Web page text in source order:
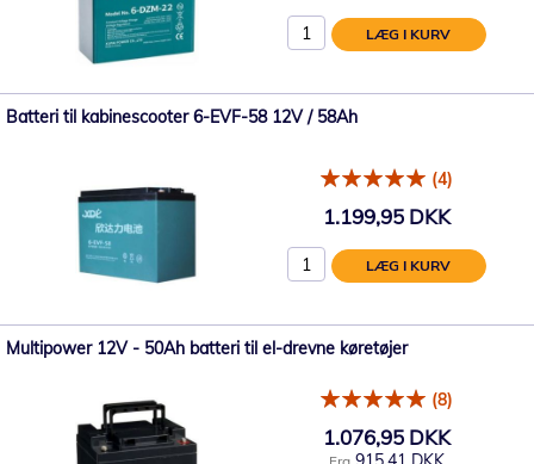
LÆG I KURV
Batteri til kabinescooter 6-EVF-58 12V / 58Ah
(4)
1.199,95 DKK
LÆG I KURV
Multipower 12V - 50Ah batteri til el-drevne køretøjer
(8)
1.076,95 DKK